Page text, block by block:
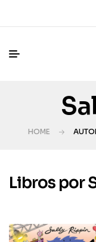
HOME
Libros por